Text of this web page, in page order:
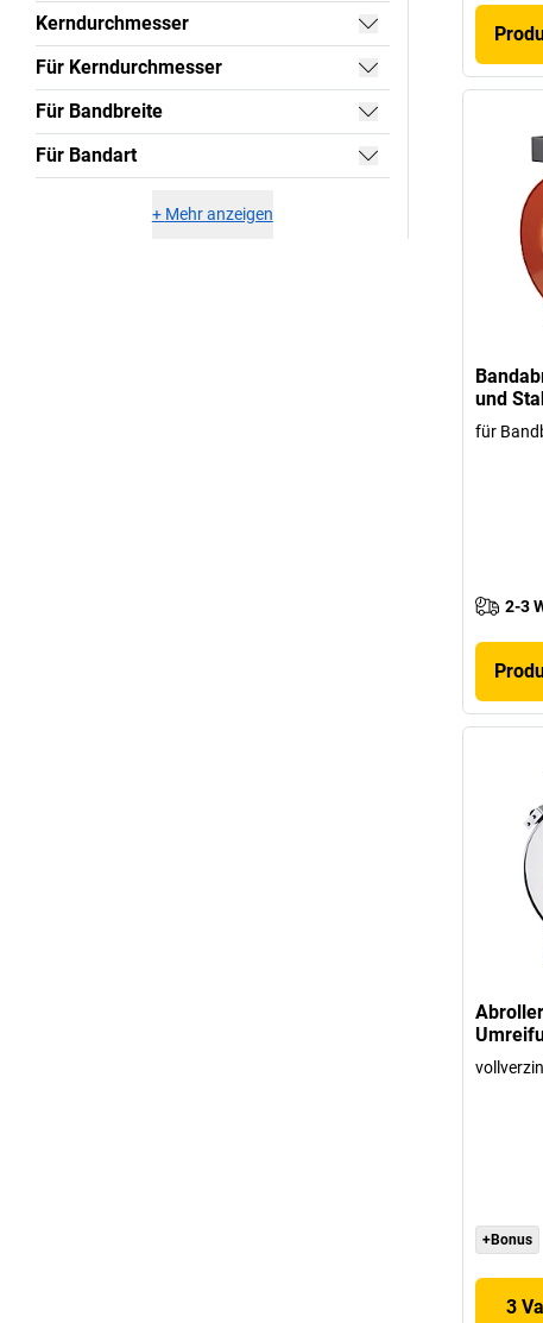
Kerndurchmesser
Für Kerndurchmesser
Für Bandbreite
Für Bandart
+ Mehr anzeigen
und
für
2-3
+Bonus
3